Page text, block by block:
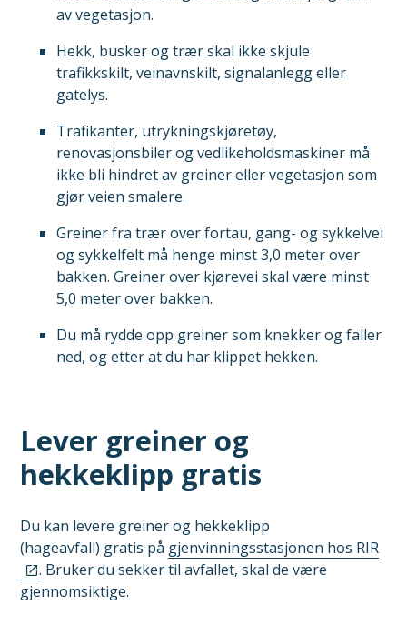
av vegetasjon.
Hekk, busker og trær skal ikke skjule
trafikkskilt, veinavnskilt, signalanlegg eller
gatelys.
Trafikanter, utrykningskjøretøy,
renovasjonsbiler og vedlikeholdsmaskiner må
ikke bli hindret av greiner eller vegetasjon som
gjør veien smalere.
Greiner fra trær over fortau, gang- og sykkelvei
og sykkelfelt må henge minst 3,0 meter over
bakken. Greiner over kjørevei skal være minst
5,0 meter over bakken.
Du må rydde opp greiner som knekker og faller
ned, og etter at du har klippet hekken.
Lever greiner og
hekkeklipp gratis
Du kan levere greiner og hekkeklipp
(hageavfall) gratis på gjenvinningsstasjonen hos RIR
. Bruker du sekker til avfallet, skal de være
gjennomsiktige.